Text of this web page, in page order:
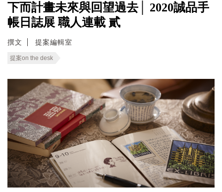
下而計畫未來與回望過去│ 2020誠品手
帳日誌展 職人連載 貳
撰文 提案編輯室
提案on the desk